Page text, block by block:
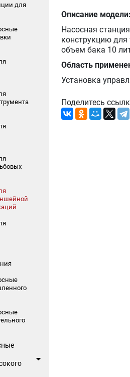
Описание модели:
Насосная
конструкцию
объем бака 10
Область
Установка
Поделитесь
для